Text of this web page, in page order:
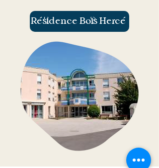
Résidence Bois Hercé